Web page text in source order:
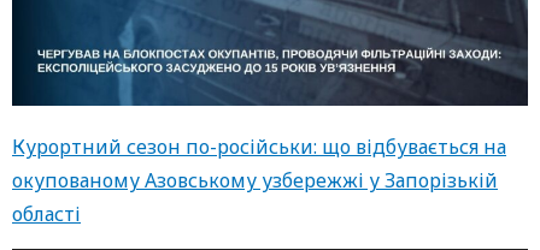
Курортний сезон по-російськи: що відбувається на
окупованому Азовському узбережжі у Запорізькій
області